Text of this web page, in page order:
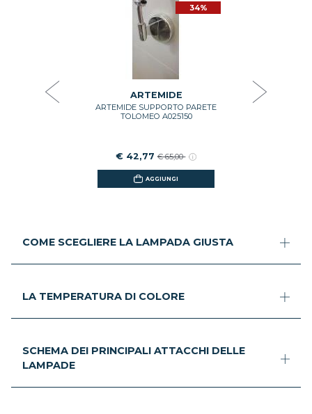
34%
ARTEMIDE
ARTEMIDE SUPPORTO PARETE
TOLOMEO A025150
€ 42,77 € 65,00
AGGIUNGI
COME SCEGLIERE LA LAMPADA GIUSTA
LA TEMPERATURA DI COLORE
SCHEMA DEI PRINCIPALI ATTACCHI DELLE
LAMPADE